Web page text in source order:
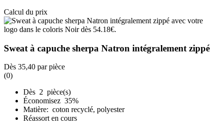
Calcul du prix
Sweat à capuche sherpa Natron intégralement zippé
Dès 35,40 par pièce
(0)
Dès 2 pièce(s)
Économisez 35%
Matière: coton recyclé, polyester
Réassort en cours